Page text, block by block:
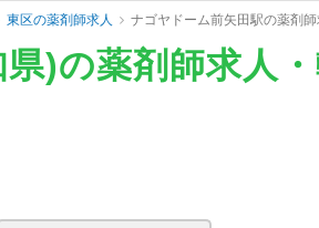
東区の薬剤師求人 ナゴヤドーム前矢田駅の薬剤
)の薬剤師求人